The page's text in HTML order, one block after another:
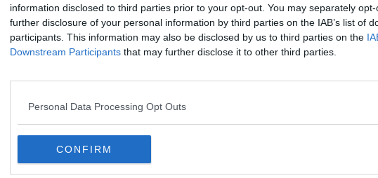
information disclosed to third parties prior to your opt-out. You may separately
further disclosure of your personal information by third parties on the IAB’s list of
participants. This information may also be disclosed by us to third parties on the
Downstream Participants that may further disclose it to other third parties.
Personal Data Processing Opt Outs
CONFIRM
még az átigazolási
van a spanyol klubok számára, a Real
Az AC Milan
árat, ha akarják
Ma reggel a Sky Italia újságírója